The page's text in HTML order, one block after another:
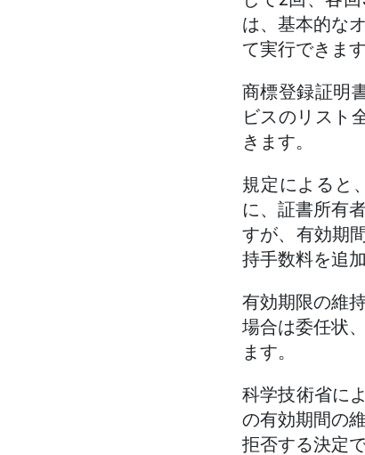
は、基本的な
て実行できます
商標登録証明
ビスのリスト
きます。
規定によると
に、証書所有
すが、有効期
持手数料を追
有効期限の維
場合は委任状
ます。
科学技術省に
の有効期間の
拒否する決定